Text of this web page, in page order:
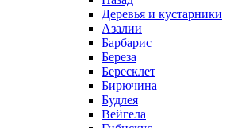
Деревья и кустарники
Азалии
Барбарис
Береза
Бересклет
Бирючина
Будлея
Вейгела